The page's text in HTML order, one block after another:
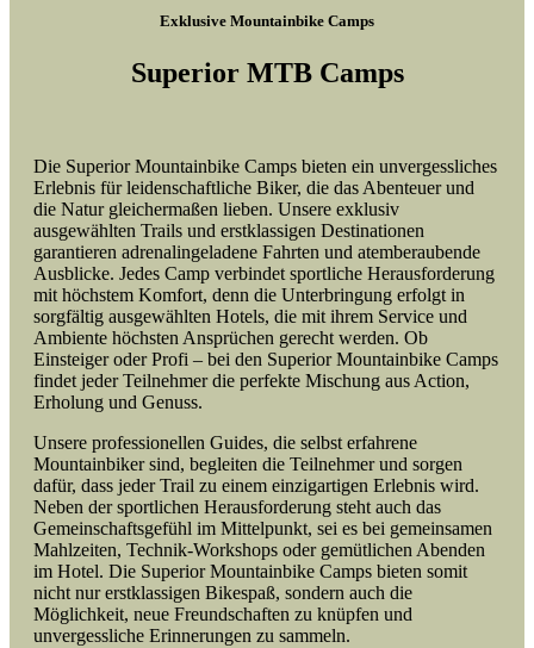
Exklusive Mountainbike Camps
Superior MTB Camps
Die Superior Mountainbike Camps bieten ein unvergessliches
Erlebnis für leidenschaftliche Biker, die das Abenteuer und
die Natur gleichermaßen lieben. Unsere exklusiv
ausgewählten Trails und erstklassigen Destinationen
garantieren adrenalingeladene Fahrten und atemberaubende
Ausblicke. Jedes Camp verbindet sportliche Herausforderung
mit höchstem Komfort, denn die Unterbringung erfolgt in
sorgfältig ausgewählten Hotels, die mit ihrem Service und
Ambiente höchsten Ansprüchen gerecht werden. Ob
Einsteiger oder Profi – bei den Superior Mountainbike Camps
findet jeder Teilnehmer die perfekte Mischung aus Action,
Erholung und Genuss.
Unsere professionellen Guides, die selbst erfahrene
Mountainbiker sind, begleiten die Teilnehmer und sorgen
dafür, dass jeder Trail zu einem einzigartigen Erlebnis wird.
Neben der sportlichen Herausforderung steht auch das
Gemeinschaftsgefühl im Mittelpunkt, sei es bei gemeinsamen
Mahlzeiten, Technik-Workshops oder gemütlichen Abenden
im Hotel. Die Superior Mountainbike Camps bieten somit
nicht nur erstklassigen Bikespaß, sondern auch die
Möglichkeit, neue Freundschaften zu knüpfen und
unvergessliche Erinnerungen zu sammeln.